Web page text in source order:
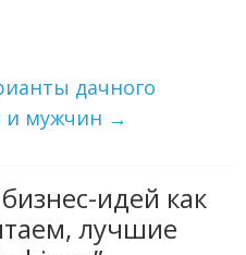
дачного
и мужчин →
идей как
лучшие